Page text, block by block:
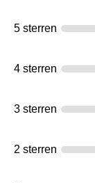
5 sterren
4 sterren
3 sterren
2 sterren